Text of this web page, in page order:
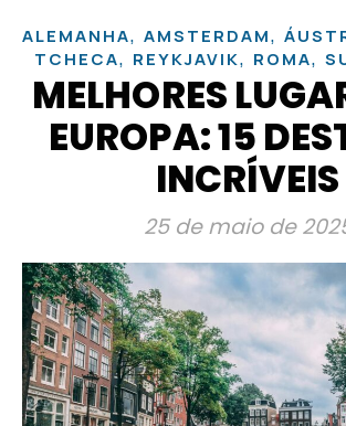
ALEMANHA, AMSTERDAM,
TCHECA, REYKJAVIK, ROMA,
MELHORES
EUROPA: 15
INCRÍVEIS
25 de maio de